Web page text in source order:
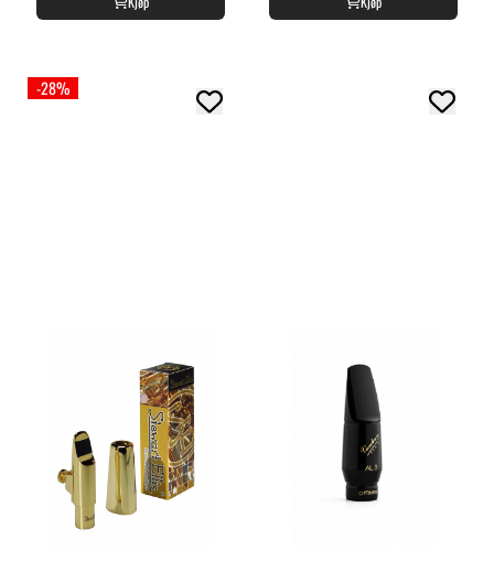
-28%